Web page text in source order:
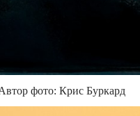
фото: Крис Буркард